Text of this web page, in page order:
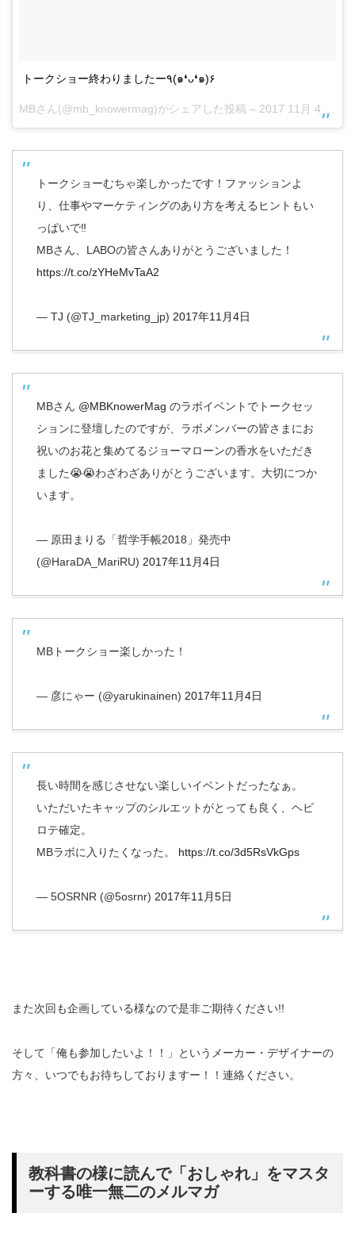
トークショー終わりましたー٩(๑❛ᴗ❛๑)۶
MBさん(@mb_knowermag)がシェアした投稿 – 2017 11月 4 12:23午前 PDT
トークショーむちゃ楽しかったです！ファッションよ
り、仕事やマーケティングのあり方を考えるヒントもい
っぱいで‼︎
MBさん、LABOの皆さんありがとうございました！
https://t.co/zYHeMvTaA2
— TJ (@TJ_marketing_jp) 2017年11月4日
MBさん @MBKnowerMag のラボイベントでトークセッ
ションに登壇したのですが、ラボメンバーの皆さまにお
祝いのお花と集めてるジョーマローンの香水をいただき
ました😭😭わざわざありがとうございます。大切につか
います。
— 原田まりる「哲学手帳2018」発売中
(@HaraDA_MariRU) 2017年11月4日
MBトークショー楽しかった！
— 彦にゃー (@yarukinainen) 2017年11月4日
長い時間を感じさせない楽しいイベントだったなぁ。
いただいたキャップのシルエットがとっても良く、ヘビ
ロテ確定。
MBラボに入りたくなった。 https://t.co/3d5RsVkGps
— 5OSRNR (@5osrnr) 2017年11月5日
また次回も企画している様なので是非ご期待ください!!
そして「俺も参加したいよ！！」というメーカー・デザイナーの
方々、いつでもお待ちしておりますー！！連絡ください。
教科書の様に読んで「おしゃれ」をマスタ
ーする唯一無二のメルマガ